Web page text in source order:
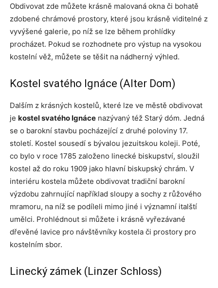
Obdivovat zde můžete krásně malovaná okna či bohatě
zdobené chrámové prostory, které jsou krásně viditelné z
vyvýšené galerie, po níž se lze během prohlídky
procházet. Pokud se rozhodnete pro výstup na vysokou
kostelní věž, můžete se těšit na nádherný výhled.
Kostel svatého Ignáce (Alter Dom)
Dalším z krásných kostelů, které lze ve městě obdivovat
je kostel svatého Ignáce nazývaný též Starý dóm. Jedná
se o barokní stavbu pocházející z druhé poloviny 17.
století. Kostel sousedí s bývalou jezuitskou koleji. Poté,
co bylo v roce 1785 založeno linecké biskupství, sloužil
kostel až do roku 1909 jako hlavní biskupský chrám. V
interiéru kostela můžete obdivovat tradiční barokní
výzdobu zahrnující například sloupy a sochy z růžového
mramoru, na níž se podíleli mimo jiné i významní italští
umělci. Prohlédnout si můžete i krásně vyřezávané
dřevěné lavice pro návštěvníky kostela či prostory pro
kostelním sbor.
Linecký zámek (Linzer Schloss)